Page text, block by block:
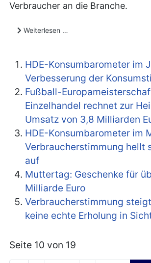
Verbraucher an die Branche.
Weiterlesen …
HDE-Konsumbarometer im
Verbesserung der
Fußball-
Einzelhandel rechnet zur
Umsatz von 3,8 Milliarden
HDE-Konsumbarometer im
Verbraucherstimmung hellt
auf
Muttertag: Geschenke für
Milliarde Euro
Verbraucherstimmung
keine echte Erholung in
Seite 10 von 19